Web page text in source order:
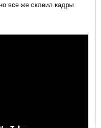
все же склеил кадры